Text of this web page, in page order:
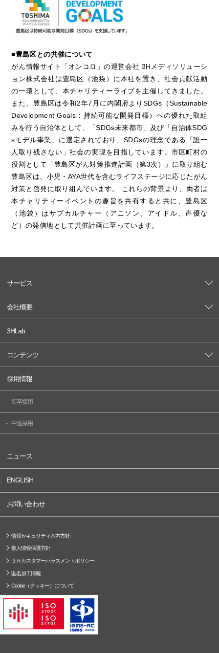
■豊島区との共催について
がん情報サイト「オンコロ」の運営会社 3Hメディソリューシ
ョン株式会社は豊島区（池袋）に本社を置き、社会貢献活動
の一環として、本チャリティーライブを主催してきました。
また、豊島区は令和2年7月に内閣府よりSDGs（Sustainable
Development Goals：持続可能な開発目標）への優れた取組
みを行う自治体として、「SDGs未来都市」及び「自治体SDG
sモデル事業」に選定されており、SDGsの理念である「誰一
人取り残さない」社会の実現を目指しています。市区町村の
役割として「豊島区がん対策推進計画（第3次）」に取り組む
豊島区は、小児・AYA世代を含むライフステージに応じたがん
対策と啓発に取り組んでいます。 これらの背景より、両者は
本チャリティーイベントの趣旨を共有すると共に、豊島区
（池袋）はサブカルチャー（アニソン、アイドル、声優な
ど）の発信地として共催計画に至っています。
サービス
会社概要
3HLab
コンテンツ
採用情報
新卒採用
中途採用
ニュース
ENGLISH
お問い合わせ
情報セキュリティ基本方針
個人情報保護方針
３Ｈカスタマーハラスメントポリシー
匿名加工情報
Cookie（クッキー）について